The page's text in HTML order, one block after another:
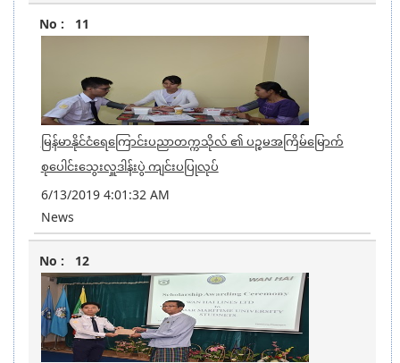
11
မြန်မာနိုင်ငံရေကြောင်းပညာတက္ကသိုလ် ၏ ပဉ္စမအကြိမ်မြောက်
စုပေါင်းသွေးလှူဒါန်းပွဲ ကျင်းပပြုလုပ်
6/13/2019 4:01:32 AM
News
12